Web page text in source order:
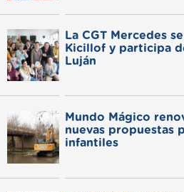
La CGT Mercedes
Kicillof y participa
Luján
Mundo Mágico
nuevas propuestas
infantiles